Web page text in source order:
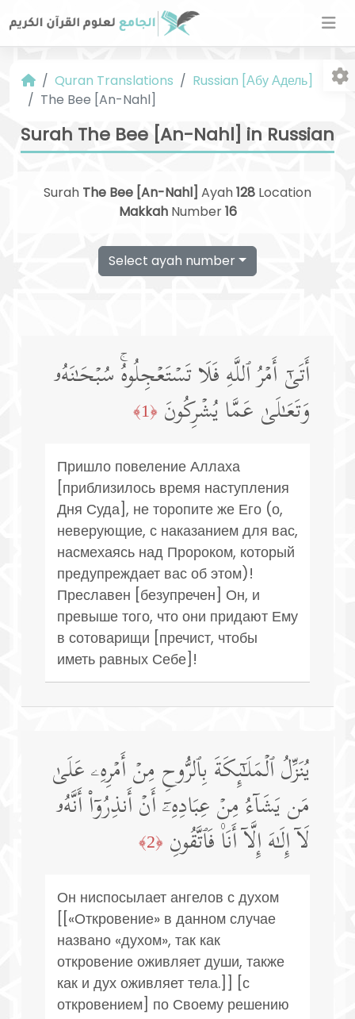
Quran Translations
Russian [Абу Адель]
The Bee [An-Nahl]
Surah The Bee [An-Nahl] in Russian
Surah The Bee [An-Nahl] Ayah128 Location
MakkahNumber16
Select ayah number
أَتَىٰۤ أَمۡرُ ٱللَّهِ فَلَا تَسۡتَعۡجِلُوهُۚ سُبۡحَـٰنَهُۥ
وَتَعَـٰلَىٰ عَمَّا یُشۡرِكُونَ ﴿1﴾
Пришло повеление Аллаха
[приблизилось время наступления
Дня Суда], не торопите же Его (о,
неверующие, с наказанием для вас,
насмехаясь над Пророком, который
предупреждает вас об этом)!
Преславен [безупречен] Он, и
превыше того, что они придают Ему
в сотоварищи [пречист, чтобы
иметь равных Себе]!
یُنَزِّلُ ٱلۡمَلَـٰۤىِٕكَةَ بِٱلرُّوحِ مِنۡ أَمۡرِهِۦ عَلَىٰ
مَن یَشَاۤءُ مِنۡ عِبَادِهِۦۤ أَنۡ أَنذِرُوۤا۟ أَنَّهُۥ
لَاۤ إِلَـٰهَ إِلَّاۤ أَنَا۠ فَٱتَّقُونِ ﴿2﴾
Он ниспосылает ангелов с духом
[[«Откровение» в данном случае
названо «духом», так как
откровение оживляет души, также
как и дух оживляет тела.]] [с
откровением] по Своему решению